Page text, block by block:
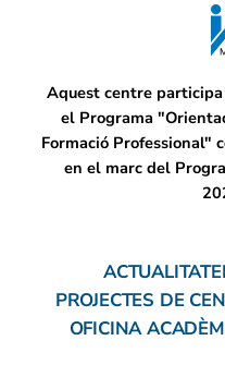
Aquest centre
el Programa
Formació Professional"
en el marc del
ACTUALITAT
PROJECTES DE
OFICINA